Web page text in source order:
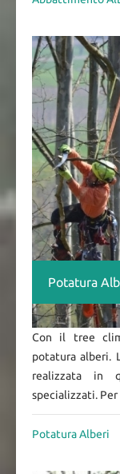
Potatura
Con il tree
potatura alberi.
realizzata in
specializzati. Per
Potatura Alberi